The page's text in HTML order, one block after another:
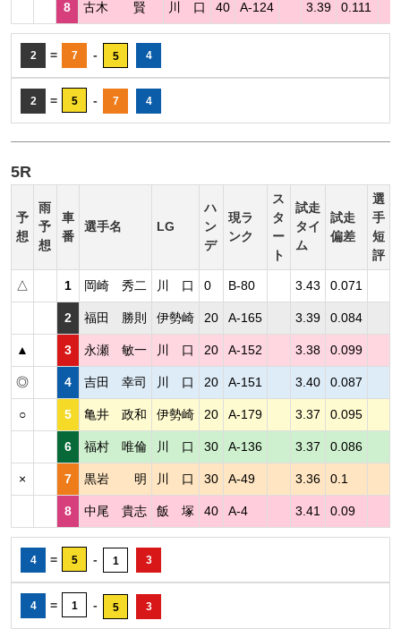
8 古木 賢 川 口 40 A-124 3.39 0.111
2 = 7 - 5 4
2 = 5 - 7 4
5R
予
想
雨
予
想
車
番
選手名 LG
ハ
ン
デ
現ラ
ンク
ス
タ
ー
ト
試走
タイ
ム
試走
偏差
選
手
短
評
△ 1 岡崎 秀二 川 口 0 B-80 3.43 0.071
2 福田 勝則 伊勢崎 20 A-165 3.39 0.084
▲ 3 永瀬 敏一 川 口 20 A-152 3.38 0.099
◎ 4 吉田 幸司 川 口 20 A-151 3.40 0.087
○ 5 亀井 政和 伊勢崎 20 A-179 3.37 0.095
6 福村 唯倫 川 口 30 A-136 3.37 0.086
× 7 黒岩 明 川 口 30 A-49 3.36 0.1
8 中尾 貴志 飯 塚 40 A-4 3.41 0.09
4 = 5 - 1 3
4 = 1 - 5 3